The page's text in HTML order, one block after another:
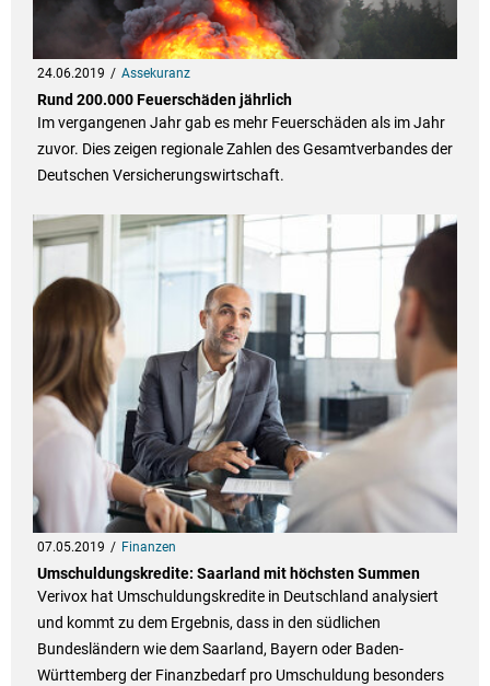
24.06.2019 Assekuranz
Rund 200.000 Feuerschäden jährlich
Im vergangenen Jahr gab es mehr Feuerschäden als im Jahr
zuvor. Dies zeigen regionale Zahlen des Gesamtverbandes der
Deutschen Versicherungswirtschaft.
07.05.2019 Finanzen
Umschuldungskredite: Saarland mit höchsten Summen
Verivox hat Umschuldungskredite in Deutschland analysiert
und kommt zu dem Ergebnis, dass in den südlichen
Bundesländern wie dem Saarland, Bayern oder Baden-
Württemberg der Finanzbedarf pro Umschuldung besonders